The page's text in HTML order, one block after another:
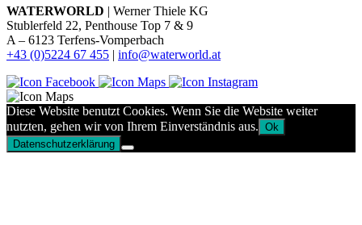
WATERWORLD | Werner Thiele KG
Stublerfeld 22, Penthouse Top 7 & 9
A – 6123 Terfens-Vomperbach
+43 (0)5224 67 455 | info@waterworld.at
Diese Website benutzt Cookies. Wenn Sie die Website weiter
nutzten, gehen wir von Ihrem Einverständnis aus. Ok
Datenschutzerklärung